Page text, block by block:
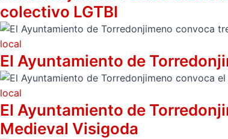
colectivo LGTBI
local
El Ayuntamiento de
local
El Ayuntamiento de
Medieval Visigoda